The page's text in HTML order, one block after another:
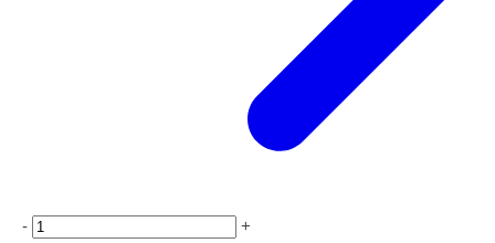
- +